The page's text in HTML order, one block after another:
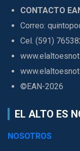
CONTACTO
Correo:
Cel. (591)
©EAN-2026
EL ALTO ES
NOSOTROS